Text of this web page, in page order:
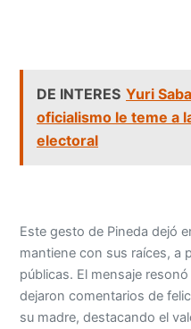
DE INTERES Yuri
oficialismo le teme a
electoral
Este gesto de Pineda dejó
mantiene con sus raíces, a
públicas. El mensaje
dejaron comentarios de
su madre, destacando el